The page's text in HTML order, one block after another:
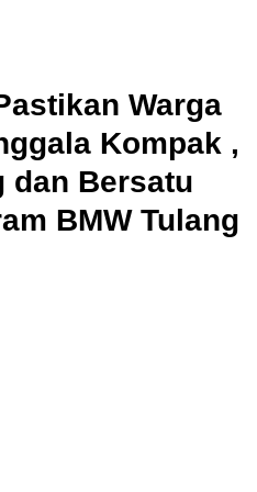
Warga
Kompak ,
dan Bersatu
BMW Tulang